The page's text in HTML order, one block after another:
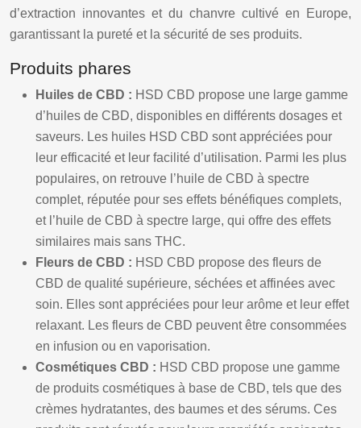
d’extraction innovantes et du chanvre cultivé en Europe,
garantissant la pureté et la sécurité de ses produits.
Produits phares
Huiles de CBD : HSD CBD propose une large gamme
d’huiles de CBD, disponibles en différents dosages et
saveurs. Les huiles HSD CBD sont appréciées pour
leur efficacité et leur facilité d’utilisation. Parmi les plus
populaires, on retrouve l’huile de CBD à spectre
complet, réputée pour ses effets bénéfiques complets,
et l’huile de CBD à spectre large, qui offre des effets
similaires mais sans THC.
Fleurs de CBD : HSD CBD propose des fleurs de
CBD de qualité supérieure, séchées et affinées avec
soin. Elles sont appréciées pour leur arôme et leur effet
relaxant. Les fleurs de CBD peuvent être consommées
en infusion ou en vaporisation.
Cosmétiques CBD : HSD CBD propose une gamme
de produits cosmétiques à base de CBD, tels que des
crèmes hydratantes, des baumes et des sérums. Ces